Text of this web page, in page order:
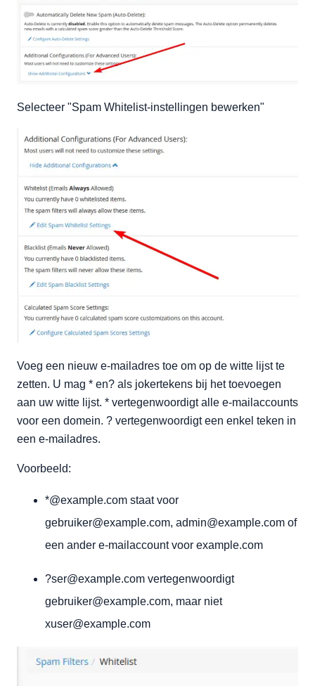
Selecteer "Spam Whitelist-instellingen bewerken"
Voeg een nieuw e-mailadres toe om op de witte lijst te
zetten. U mag * en? als jokertekens bij het toevoegen
aan uw witte lijst. * vertegenwoordigt alle e-mailaccounts
voor een domein. ? vertegenwoordigt een enkel teken in
een e-mailadres.
Voorbeeld:
*@example.com staat voor
gebruiker@example.com, admin@example.com of
een ander e-mailaccount voor example.com
?ser@example.com vertegenwoordigt
gebruiker@example.com, maar niet
xuser@example.com